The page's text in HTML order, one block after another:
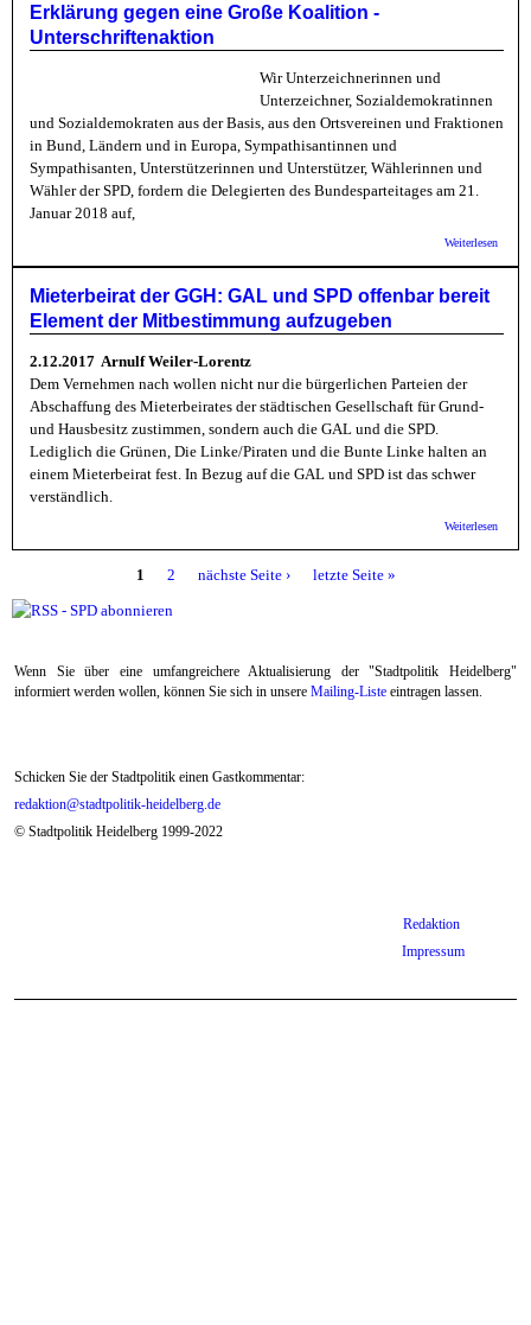
Erklärung gegen eine Große Koalition -
Unterschriftenaktion
Wir Unterzeichnerinnen und
Unterzeichner, Sozialdemokratinnen
und Sozialdemokraten aus der Basis, aus den Ortsvereinen und Fraktionen
in Bund, Ländern und in Europa, Sympathisantinnen und
Sympathisanten, Unterstützerinnen und Unterstützer, Wählerinnen und
Wähler der SPD, fordern die Delegierten des Bundesparteitages am 21.
Januar 2018 auf,
Weiterlesen
Mieterbeirat der GGH: GAL und SPD offenbar bereit
Element der Mitbestimmung aufzugeben
2.12.2017 Arnulf Weiler-Lorentz
Dem Vernehmen nach wollen nicht nur die bürgerlichen Parteien der
Abschaffung des Mieterbeirates der städtischen Gesellschaft für Grund-
und Hausbesitz zustimmen, sondern auch die GAL und die SPD.
Lediglich die Grünen, Die Linke/Piraten und die Bunte Linke halten an
einem Mieterbeirat fest. In Bezug auf die GAL und SPD ist das schwer
verständlich.
Weiterlesen
1 2 nächste Seite › letzte Seite »
Wenn Sie über eine umfangreichere Aktualisierung der "Stadtpolitik Heidelberg"
informiert werden wollen, können Sie sich in unsere Mailing-Liste eintragen lassen.
Schicken Sie der Stadtpolitik einen Gastkommentar:
redaktion@stadtpolitik-heidelberg.de
© Stadtpolitik Heidelberg 1999-2022
Redaktion
Impressum